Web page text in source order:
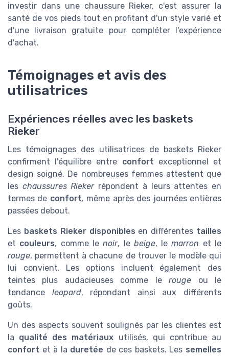
investir dans une chaussure Rieker, c'est assurer la
santé de vos pieds tout en profitant d'un style varié et
d'une livraison gratuite pour compléter l'expérience
d'achat.
Témoignages et avis des
utilisatrices
Expériences réelles avec les baskets
Rieker
Les témoignages des utilisatrices de baskets Rieker
confirment l'équilibre entre confort exceptionnel et
design soigné. De nombreuses femmes attestent que
les chaussures Riekerrépondent à leurs attentes en
termes de confort, même après des journées entières
passées debout.
Les baskets Rieker disponibles en différentes tailles
et couleurs, comme lenoir, le beige, lemarron et le
rouge, permettent à chacune de trouver le modèle qui
lui convient. Les options incluent également des
teintes plus audacieuses comme lerouge ou le
tendance leopard, répondant ainsi aux différents
goûts.
Un des aspects souvent soulignés par les clientes est
la qualité des matériaux utilisés, qui contribue au
confort et à la duretée de ces baskets. Les semelles